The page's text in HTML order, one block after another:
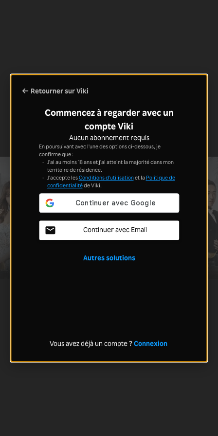
Retourner sur Viki
Commencez à regarder avec un
compte Viki
Aucun abonnement requis
En poursuivant avec l'une des options ci-dessous, je
confirme que :
J'ai au moins 18 ans et j'ai atteint la majorité dans mon
territoire de résidence.
J'accepte lesConditions d'utilisationet la Politique de
confidentialitéde Viki.
Continuer avec Email
Autres solutions
Vous avez déjà un compte ?Connexion